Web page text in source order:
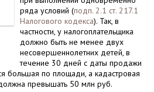
ряда условий (подп. 2.1 ст. 217.1
Налогового кодекса). Так, в
частности, у налогоплательщика
должно быть не менее двух
несовершеннолетних детей, в
течение 30 дней с даты продажи
большая по площади, а кадастровая
превышать 50 млн руб.